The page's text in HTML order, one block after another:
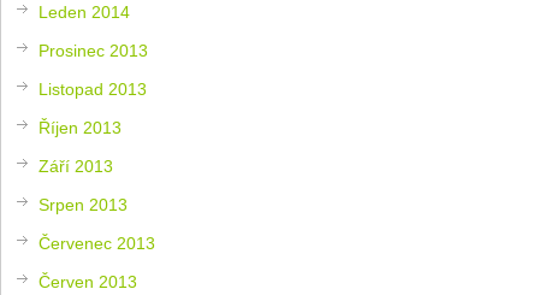
Leden 2014
Prosinec 2013
Listopad 2013
Říjen 2013
Září 2013
Srpen 2013
Červenec 2013
Červen 2013